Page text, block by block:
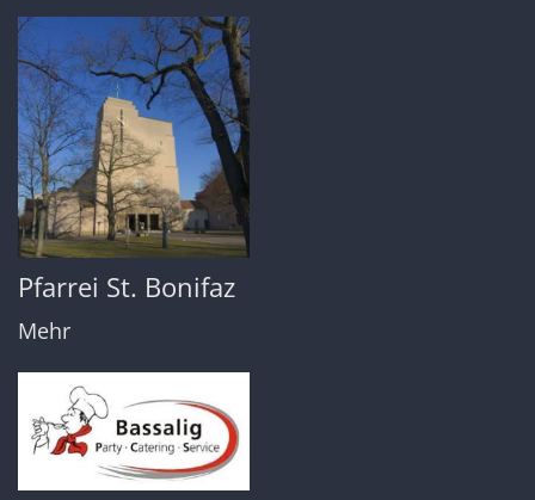
Pfarrei St. Bonifaz
Mehr